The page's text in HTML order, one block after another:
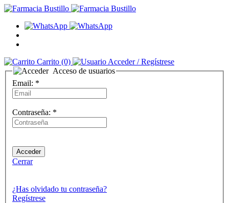
Carrito (0) Acceder / Regístrese
Acceso de usuarios
Email: *
Contraseña: *
Cerrar
¿Has olvidado tu contraseña?
Regístrese